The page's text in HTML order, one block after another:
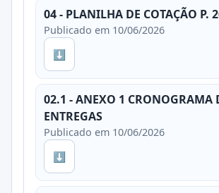
04 - PLANILHA DE COTAÇÃO P.
Publicado em 10/06/2026
⬇
02.1 - ANEXO 1 CRONOGRAMA
ENTREGAS
Publicado em 10/06/2026
⬇